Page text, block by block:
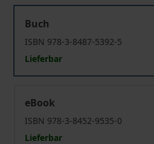
Buch
ISBN 978-3-8487-5392-5
Lieferbar
eBook
ISBN 978-3-8452-9535-0
Lieferbar